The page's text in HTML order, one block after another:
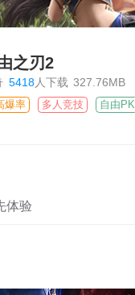
之刃2
5418人下载 327.76MB
爆率 多人竞技 自由PK
体验